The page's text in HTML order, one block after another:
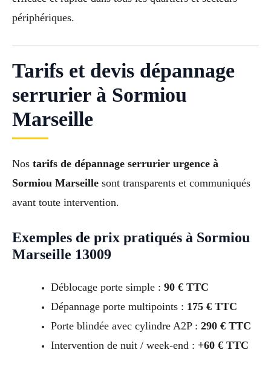
périphériques.
Tarifs et devis dépannage
serrurier à Sormiou
Marseille
Nos tarifs de dépannage serrurier urgence à
Sormiou Marseille sont transparents et communiqués
avant toute intervention.
Exemples de prix pratiqués à Sormiou
Marseille 13009
Déblocage porte simple : 90 € TTC
Dépannage porte multipoints : 175 € TTC
Porte blindée avec cylindre A2P : 290 € TTC
Intervention de nuit / week-end : +60 € TTC